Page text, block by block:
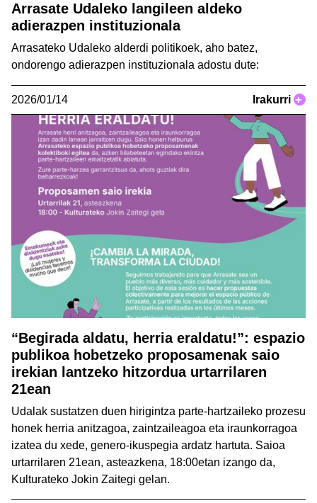
Arrasate Udaleko langileen aldeko
adierazpen instituzionala
Arrasateko Udaleko alderdi politikoek, aho batez,
ondorengo adierazpen instituzionala adostu dute:
2026/01/14 Irakurri +
“Begirada aldatu, herria eraldatu!”: espazio
publikoa hobetzeko proposamenak saio
irekian lantzeko hitzordua urtarrilaren
21ean
Udalak sustatzen duen hirigintza parte-hartzaileko prozesu
honek herria anitzagoa, zaintzaileagoa eta iraunkorragoa
izatea du xede, genero-ikuspegia ardatz hartuta. Saioa
urtarrilaren 21ean, asteazkena, 18:00etan izango da,
Kulturateko Jokin Zaitegi gelan.